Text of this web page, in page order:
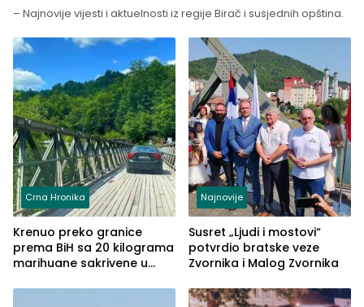
– Najnovije vijesti i aktuelnosti iz regije Birač i susjednih opština.
Crna Hronika
Krenuo preko granice
prema BiH sa 20 kilograma
marihuane sakrivene u
Najnovije
Susret „Ljudi i mostovi“
potvrdio bratske veze
Zvornika i Malog Zvornika